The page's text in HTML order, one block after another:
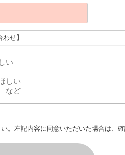
せ】
。左記内容に同意いただいた場合は、確